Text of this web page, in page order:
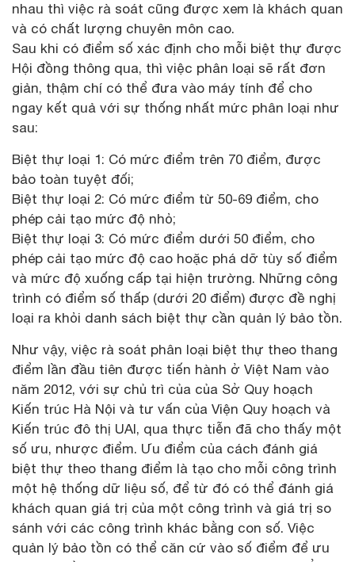
nhau thì việc rà soát cũng được xem là khách quan
và có chất lượng chuyên môn cao.
Sau khi có điểm số xác định cho mỗi biệt thự được
Hội đồng thông qua, thì việc phân loại sẽ rất đơn
giản, thậm chí có thể đưa vào máy tính để cho
ngay kết quả với sự thống nhất mức phân loại như
sau:
Biệt thự loại 1: Có mức điểm trên 70 điểm, được
bảo toàn tuyệt đối;
Biệt thự loại 2: Có mức điểm từ 50-69 điểm, cho
phép cải tạo mức độ nhỏ;
Biệt thự loại 3: Có mức điểm dưới 50 điểm, cho
phép cải tạo mức độ cao hoặc phá dỡ tùy số điểm
và mức độ xuống cấp tại hiện trường. Những công
trình có điểm số thấp (dưới 20 điểm) được đề nghị
loại ra khỏi danh sách biệt thự cần quản lý bảo tồn.
Như vậy, việc rà soát phân loại biệt thự theo thang
điểm lần đầu tiên được tiến hành ở Việt Nam vào
năm 2012, với sự chủ trì của của Sở Quy hoạch
Kiến trúc Hà Nội và tư vấn của Viện Quy hoạch và
Kiến trúc đô thị UAI, qua thực tiễn đã cho thấy một
số ưu, nhược điểm. Ưu điểm của cách đánh giá
biệt thự theo thang điểm là tạo cho mỗi công trình
một hệ thống dữ liệu số, để từ đó có thể đánh giá
khách quan giá trị của một công trình và giá trị so
sánh với các công trình khác bằng con số. Việc
quản lý bảo tồn có thể căn cứ vào số điểm để ưu